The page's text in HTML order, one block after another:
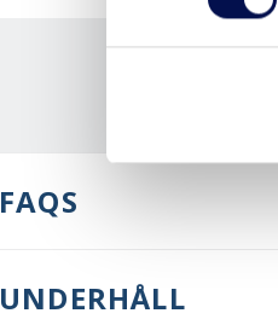
FAQS
UNDERHÅLL